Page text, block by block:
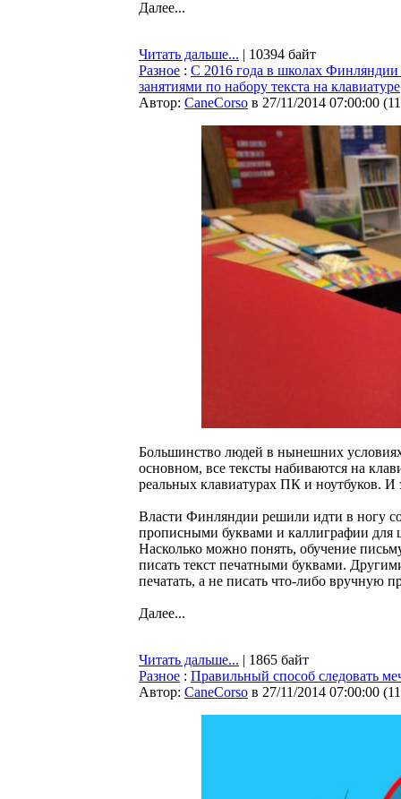
Далее...
Читать дальше... | 10394 байт
Разное : С 2016 года в школах
занятиями по набору текста на клавиатуре
Автор: CaneCorso в 27/11/2014 07:00:00 (
Большинство людей в нынешних
основном, все тексты набиваются на
реальных клавиатурах ПК и ноутбуков. И
Власти Финляндии решили идти в ногу
прописными буквами и каллиграфии для
Насколько можно понять, обучение
писать текст печатными буквами.
печатать, а не писать что-либо вручную
Далее...
Читать дальше... | 1865 байт
Разное : Правильный способ следовать
Автор: CaneCorso в 27/11/2014 07:00:00 (